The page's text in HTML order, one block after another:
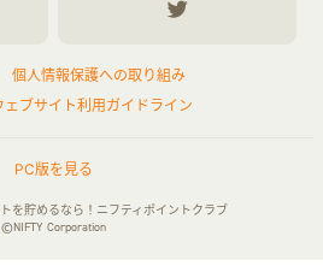
個人情報保護への取り組み
ェブサイト利用ガイドライン
PC版を見る
を貯めるなら！ニフティポイントクラブ
©NIFTY Corporation